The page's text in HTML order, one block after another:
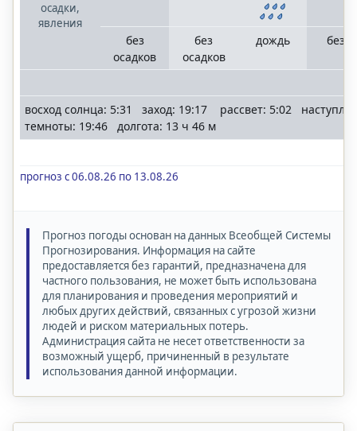
осадки,
явления
без
осадков
без
осадков
дождь без
восход солнца: 5:31 заход: 19:17 рассвет: 5:02
темноты: 19:46 долгота: 13 ч 46 м
прогноз с 06.08.26 по 13.08.26
Прогноз погоды основан на данных Всеобщей Системы
Прогнозирования. Информация на сайте
предоставляется без гарантий, предназначена для
частного пользования, не может быть использована
для планирования и проведения мероприятий и
любых других действий, связанных с угрозой жизни
людей и риском материальных потерь.
Администрация сайта не несет ответственности за
возможный ущерб, причиненный в результате
использования данной информации.